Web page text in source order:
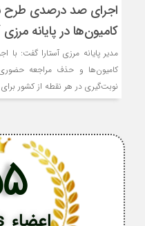
اجرای صد درصدی طرح
کامیون‌ها در پایانه مرزی
مدیر پایانه مرزی آستارا گفت:
کامیون‌ها و حذف مراجعه حضوری
نوبت‌گیری در هر نقطه از کشور